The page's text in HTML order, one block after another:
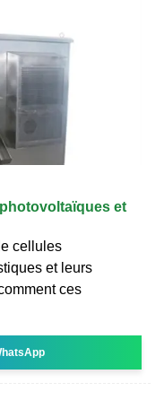
et
cellules
et leurs
ces